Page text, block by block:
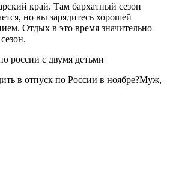
край. Там бархатный сезон
но вы зарядитесь хорошей
Отдых в это время значительно
россии с двумя детьми
в отпуск по России в ноябре?Муж,